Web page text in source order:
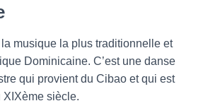
musique la plus traditionnelle et
Dominicaine. C’est une danse
qui provient du Cibao et qui est
XIXème siècle.